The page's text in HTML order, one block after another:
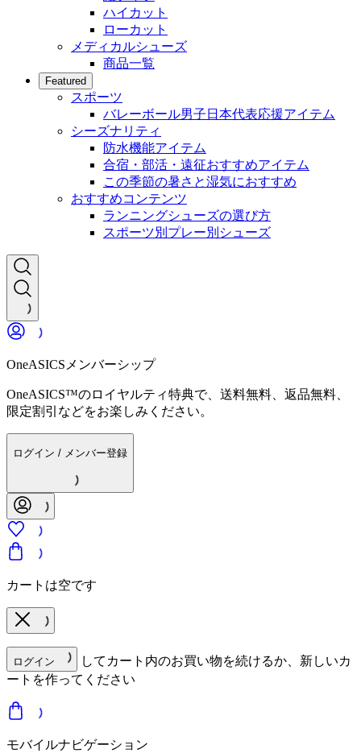
ハイカット
ローカット
メディカルシューズ
商品一覧
Featured
スポーツ
バレーボール男子日本代表応援アイテム
シーズナリティ
防水機能アイテム
合宿・部活・遠征おすすめアイテム
この季節の暑さと湿気におすすめ
おすすめコンテンツ
ランニングシューズの選び方
スポーツ別プレー別シューズ
OneASICSメンバーシップ
OneASICS™のロイヤルティ特典で、送料無料、返品無料、
限定割引などをお楽しみください。
ログイン / メンバー登録
カートは空です
ログイン
してカート内のお買い物を続けるか、新しいカ
ートを作ってください
モバイルナビゲーション